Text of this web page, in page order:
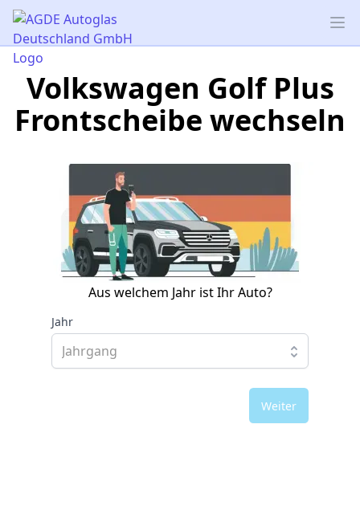
AGDE Autoglas Deutschland GmbH
Volkswagen Golf Plus
Frontscheibe wechseln
Aus welchem Jahr ist Ihr Auto?
Jahr
Weiter